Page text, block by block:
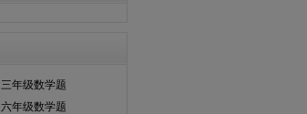
三年级数学题
六年级数学题